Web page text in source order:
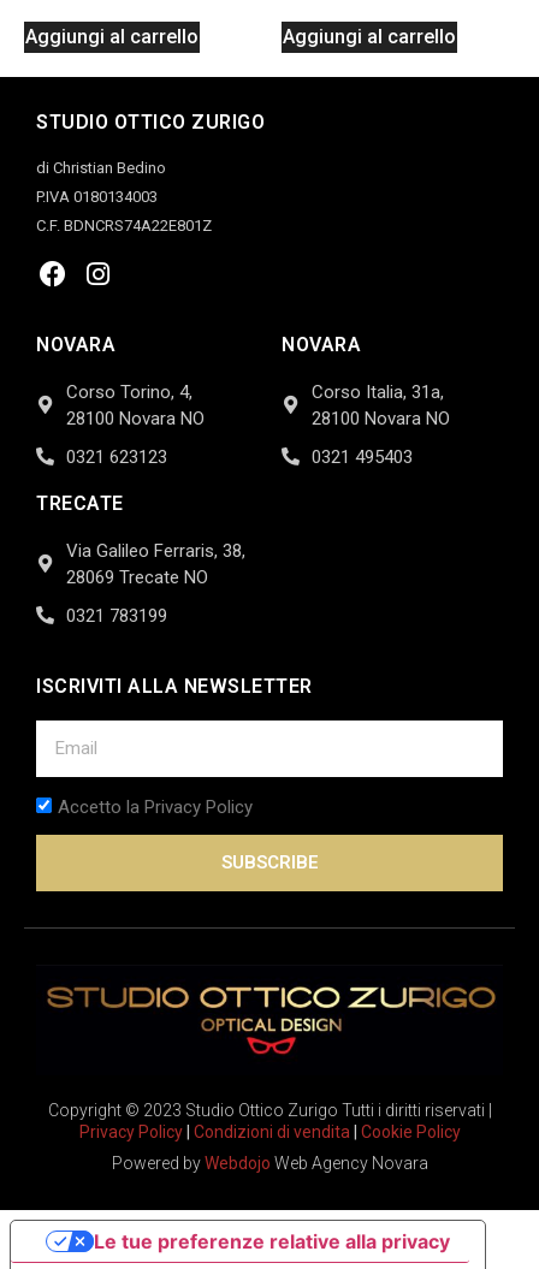
Aggiungi al carrello Aggiungi al carrello
STUDIO OTTICO ZURIGO
di Christian Bedino
P.IVA 0180134003
C.F. BDNCRS74A22E801Z
NOVARA
Corso Torino, 4,
28100 Novara NO
0321 623123
NOVARA
Corso Italia, 31a,
28100 Novara NO
0321 495403
TRECATE
Via Galileo Ferraris, 38,
28069 Trecate NO
0321 783199
ISCRIVITI ALLA NEWSLETTER
Accetto la Privacy Policy
SUBSCRIBE
Copyright © 2023 Studio Ottico Zurigo Tutti i diritti riservati |
Privacy Policy| Condizioni di vendita
Cookie Policy
Powered by Webdojo Web Agency Novara
Le tue preferenze relative alla privacy